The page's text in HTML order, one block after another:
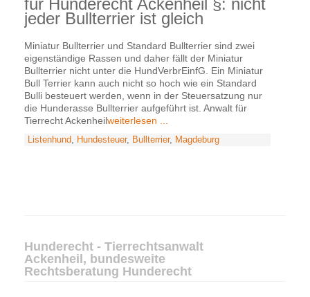
jeder Bullterrier ist gleich
Miniatur Bullterrier und Standard Bullterrier sind zwei
eigenständige Rassen und daher fällt der Miniatur
Bullterrier nicht unter die HundVerbrEinfG. Ein Miniatur
Bull Terrier kann auch nicht so hoch wie ein Standard
Bulli besteuert werden, wenn in der Steuersatzung nur
die Hunderasse Bullterrier aufgeführt ist. Anwalt für
Tierrecht Ackenheilweiterlesen ...
Listenhund, Hundesteuer, Bullterrier, Magdeburg
Hunderecht - Tierrechtsanwalt
Ackenheil, bundesweite
Rechtsberatung Hunderecht